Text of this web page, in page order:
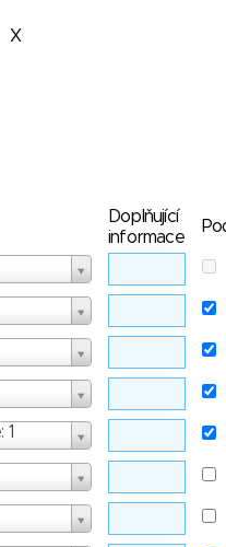
X
Doplňující
informace
1